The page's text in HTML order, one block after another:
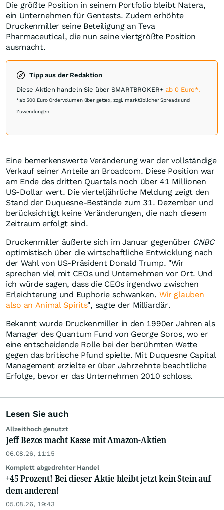
Die größte Position in seinem Portfolio bleibt Natera,
ein Unternehmen für Gentests. Zudem erhöhte
Druckenmiller seine Beteiligung an Teva
Pharmaceutical, die nun seine viertgrößte Position
ausmacht.
Tipp aus der Redaktion
Diese Aktien handeln Sie über SMARTBROKER+ab 0 Euro*.
*ab 500 Euro Ordervolumen über gettex, zzgl. marktüblicher Spreads und
Zuwendungen
Eine bemerkenswerte Veränderung war der vollständige
Verkauf seiner Anteile an Broadcom. Diese Position war
am Ende des dritten Quartals noch über 41 Millionen
US-Dollar wert. Die vierteljährliche Meldung zeigt den
Stand der Duquesne-Bestände zum 31. Dezember und
berücksichtigt keine Veränderungen, die nach diesem
Zeitraum erfolgt sind.
Druckenmiller äußerte sich im Januar gegenüber CNBC
optimistisch über die wirtschaftliche Entwicklung nach
der Wahl von US-Präsident Donald Trump. "Wir
sprechen viel mit CEOs und Unternehmen vor Ort. Und
ich würde sagen, dass die CEOs irgendwo zwischen
Erleichterung und Euphorie schwanken. Wir glauben
also an Animal Spirits", sagte der Milliardär.
Bekannt wurde Druckenmiller in den 1990er Jahren als
Manager des Quantum Fund von George Soros, wo er
eine entscheidende Rolle bei der berühmten Wette
gegen das britische Pfund spielte. Mit Duquesne Capital
Management erzielte er über Jahrzehnte beachtliche
Erfolge, bevor er das Unternehmen 2010 schloss.
Lesen Sie auch
Allzeithoch genutzt
Jeff Bezos macht Kasse mit Amazon-Aktien
06.08.26, 11:15
Komplett abgedrehter Handel
+45 Prozent! Bei dieser Aktie bleibt jetzt kein Stein auf
dem anderen!
05.08.26, 19:43